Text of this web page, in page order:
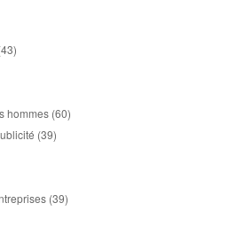
hommes (60)
(39)
(39)